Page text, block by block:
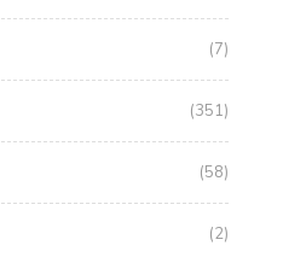
(7)
(351)
(58)
(2)